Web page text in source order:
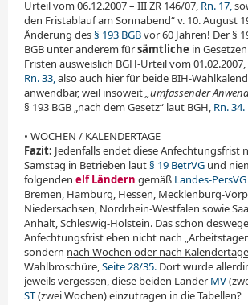
Urteil vom 06.12.2007 – III ZR 146/07, Rn. 17,
den Fristablauf am Sonnabend“ v. 10. August
Änderung des§ 193 BGBvor 60 Jahren! Der §
BGB unter anderem fürsämtliche in
Fristen ausweislich BGH-Urteil vom 01.02.2007,
Rn. 33,also auch hier für beide BIH-
anwendbar, weil insoweit„umfassender
§ 193 BGB „nach dem Gesetz“ laut BGH, Rn. 34.
• WOCHEN / KALENDERTAGE
Fazit: Jedenfalls endet diese Anfechtungsfrist
Samstag in Betrieben laut§ 19 BetrVG und
folgenden elf Ländern gemäß Landes-PersVG
Bremen, Hamburg, Hessen, Mecklenburg-
Niedersachsen, Nordrhein-West­falen sowie
Anhalt, Schleswig-Holstein. Das schon
Anfechtungsfrist eben nicht nach
sondern nach Wochen oder nach
Wahlbroschüre,Seite 28/35. Dort wurde
jeweils vergessen, diese beiden Län­der MV
ST(zwei Wochen) ein­zu­tragen in die Tabellen?